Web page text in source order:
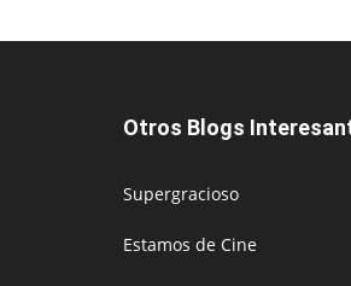
Otros Blogs
Supergracioso
Estamos de Cine